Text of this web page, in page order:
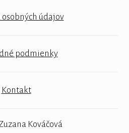
osobných údajov
podmienky
Kontakt
Kováčová